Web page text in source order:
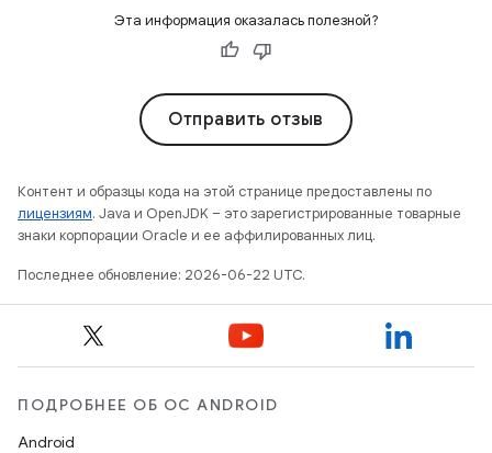
Эта информация оказалась полезной?
Отправить отзыв
Контент и образцы кода на этой странице предоставлены по
лицензиям. Java и OpenJDK – это зарегистрированные товарные
знаки корпорации Oracle и ее аффилированных лиц.
Последнее обновление: 2026-06-22 UTC.
ПОДРОБНЕЕ ОБ ОС ANDROID
Android